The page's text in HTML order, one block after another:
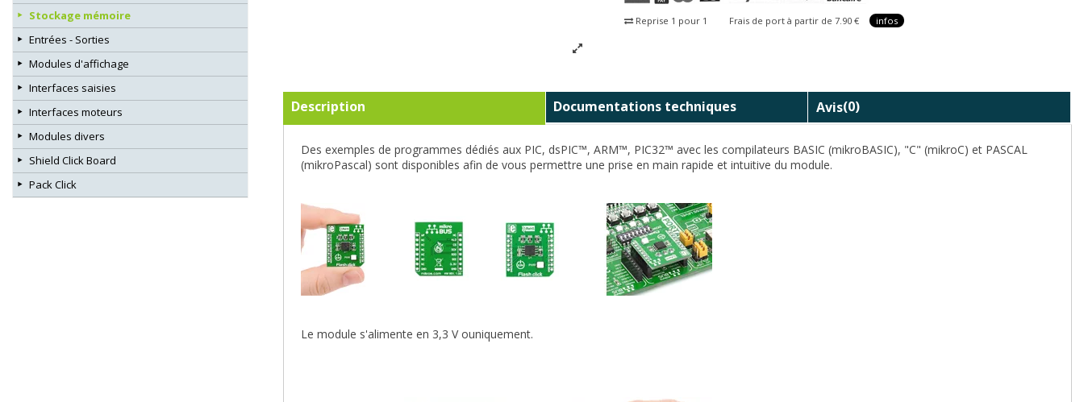
Reprise 1 pour 1 Frais de port à partir de 7.90 € infos
Description Documentations techniques Avis(0)
Des exemples de programmes dédiés aux PIC, dsPIC™, ARM™, PIC32™ avec les compilateurs BASIC (mikroBASIC), "C" (mikroC) et PASCAL
(mikroPascal) sont disponibles afin de vous permettre une prise en main rapide et intuitive du module.
Le module s'alimente en 3,3 V ouniquement.
Stockage mémoire
Entrées - Sorties
Modules d'affichage
Interfaces saisies
Interfaces moteurs
Modules divers
Shield Click Board
Pack Click